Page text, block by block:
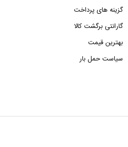
گزینه های پرداخت
گارانتی برگشت کالا
بهترین قیمت
سیاست حمل بار